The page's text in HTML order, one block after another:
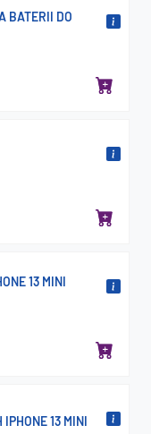
BATERII DO
13 MINI
13 MINI